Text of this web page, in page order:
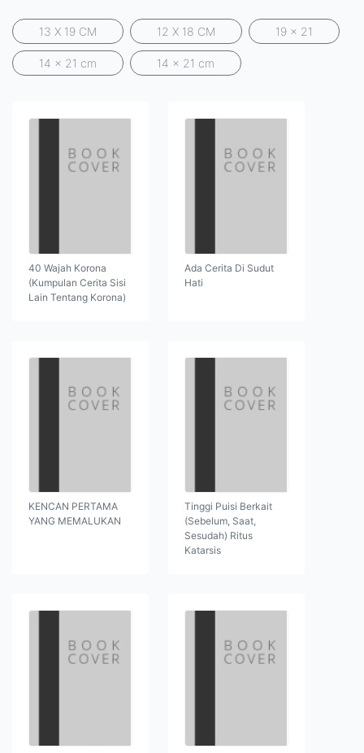
13 X 19 CM 12 X 18 CM 19 x 21
14 x 21 cm 14 x 21 cm
40 Wajah Korona
(Kumpulan Cerita Sisi
Lain Tentang Korona)
Ada Cerita Di Sudut
Hati
KENCAN PERTAMA
YANG MEMALUKAN
Tinggi Puisi Berkait
(Sebelum, Saat,
Sesudah) Ritus
Katarsis